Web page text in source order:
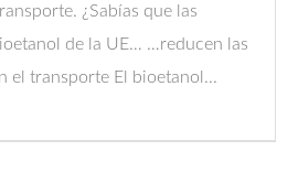
¿Sabías que las
de la UE… …reducen las
el transporte El bioetanol...